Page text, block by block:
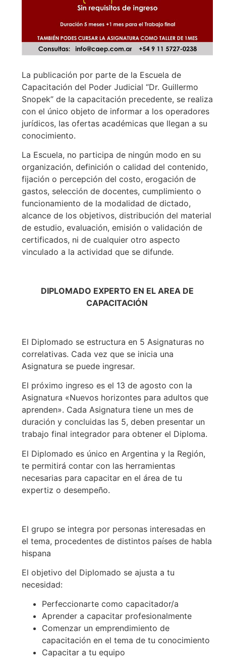
La publicación por parte de la Escuela de
Capacitación del Poder Judicial “Dr. Guillermo
Snopek” de la capacitación precedente, se realiza
con el único objeto de informar a los operadores
jurídicos, las ofertas académicas que llegan a su
conocimiento.
La Escuela, no participa de ningún modo en su
organización, definición o calidad del contenido,
fijación o percepción del costo, erogación de
gastos, selección de docentes, cumplimiento o
funcionamiento de la modalidad de dictado,
alcance de los objetivos, distribución del material
de estudio, evaluación, emisión o validación de
certificados, ni de cualquier otro aspecto
vinculado a la actividad que se difunde.
DIPLOMADO EXPERTO EN EL AREA DE
CAPACITACIÓN
El Diplomado se estructura en 5 Asignaturas no
correlativas. Cada vez que se inicia una
Asignatura se puede ingresar.
El próximo ingreso es el 13 de agosto con la
Asignatura «Nuevos horizontes para adultos que
aprenden». Cada Asignatura tiene un mes de
duración y concluidas las 5, deben presentar un
trabajo final integrador para obtener el Diploma.
El Diplomado es único en Argentina y la Región,
te permitirá contar con las herramientas
necesarias para capacitar en el área de tu
expertiz o desempeño.
El grupo se integra por personas interesadas en
el tema, procedentes de distintos países de habla
hispana
El objetivo del Diplomado se ajusta a tu
necesidad:
Perfeccionarte como capacitador/a
Aprender a capacitar profesionalmente
Comenzar un emprendimiento de
capacitación en el tema de tu conocimiento
Capacitar a tu equipo